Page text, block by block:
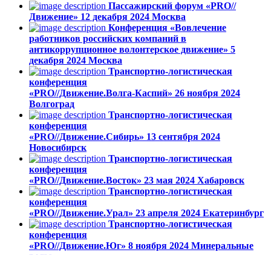
Пассажирский форум «PRO//
Движение» 12 декабря 2024 Москва
Конференция «Вовлечение
работников российских компаний в
антикоррупционное волонтерское движение» 5
декабря 2024 Москва
Транспортно-логистическая
конференция
«PRO//Движение.Волга-Каспий» 26 ноября 2024
Волгоград
Транспортно-логистическая
конференция
«PRO//Движение.Сибирь» 13 сентября 2024
Новосибирск
Транспортно-логистическая
конференция
«PRO//Движение.Восток» 23 мая 2024 Хабаровск
Транспортно-логистическая
конференция
«PRO//Движение.Урал» 23 апреля 2024 Екатеринбург
Транспортно-логистическая
конференция
«PRO//Движение.Юг» 8 ноября 2024 Минеральные